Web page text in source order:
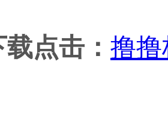
点击： 撸